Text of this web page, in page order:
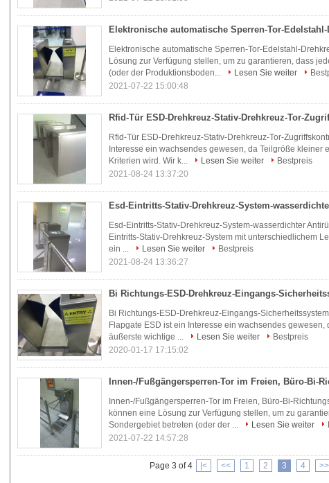
Elektronische automatische Sperren-Tor-Edelstahl-
Lösung zur Verfügung stellen, um zu garantieren, dass
(oder der Produktionsboden...
Lesen Sie weiter
2021-07-22 15:00:48
Rfid-Tür ESD-Drehkreuz-Stativ-Drehkreuz-Tor-
Interesse ein wachsendes gewesen, da Teilgröße kleiner
Kriterien wird. Wir k...
Lesen Sie weiter
Bestpreis
2021-08-24 13:37:20
Esd-Eintritts-Stativ-Drehkreuz-System-wasserdichter
Eintritts-Stativ-Drehkreuz-System mit unterschiedlichem
ein ...
Lesen Sie weiter
Bestpreis
2021-08-24 13:36:27
Bi Richtungs-ESD-Drehkreuz-Eingangs-
Flapgate ESD ist ein Interesse ein wachsendes
äußerste wichtige ...
Lesen Sie weiter
Bestpreis
2020-01-17 17:15:02
Innen-/Fußgängersperren-Tor im Freien, Büro-Bi-
können eine Lösung zur Verfügung stellen, um zu
Sondergebiet betreten (oder der ...
Lesen Sie weiter
2021-07-22 14:57:28
Page 3 of 4 |< << 1 2 3 4 >>